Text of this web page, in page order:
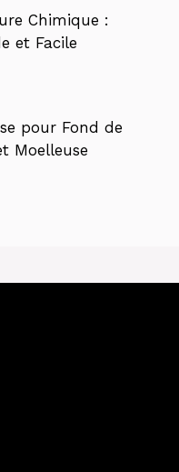
Chimique :
et Facile
pour Fond de
Moelleuse